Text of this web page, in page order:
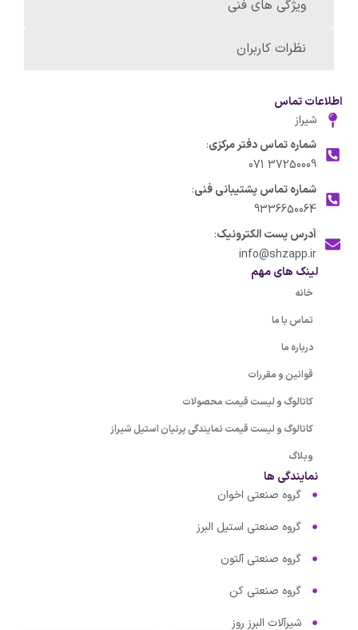
ویژگی های فنی
نظرات کاربران
اطلاعات تماس
شیراز
شماره تماس دفتر مرکزی:
37250009 071
شماره تماس پشتیبانی فنی:
9336650064
آدرس پست الکترونیک:
info@shzapp.ir
لینک های مهم
خانه
تماس با ما
درباره ما
قوانین و مقررات
کاتالوگ و لیست قیمت محصولات
کاتالوگ و لیست قیمت نمایندگی پرنیان استیل شیراز
وبلاگ
نمایندگی ها
گروه صنعتی اخوان
گروه صنعتی استیل البرز
گروه صنعتی آلتون
گروه صنعتی کن
شیرآلات البرز روز